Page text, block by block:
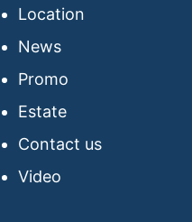
Location
News
Promo
Estate
Contact us
Video